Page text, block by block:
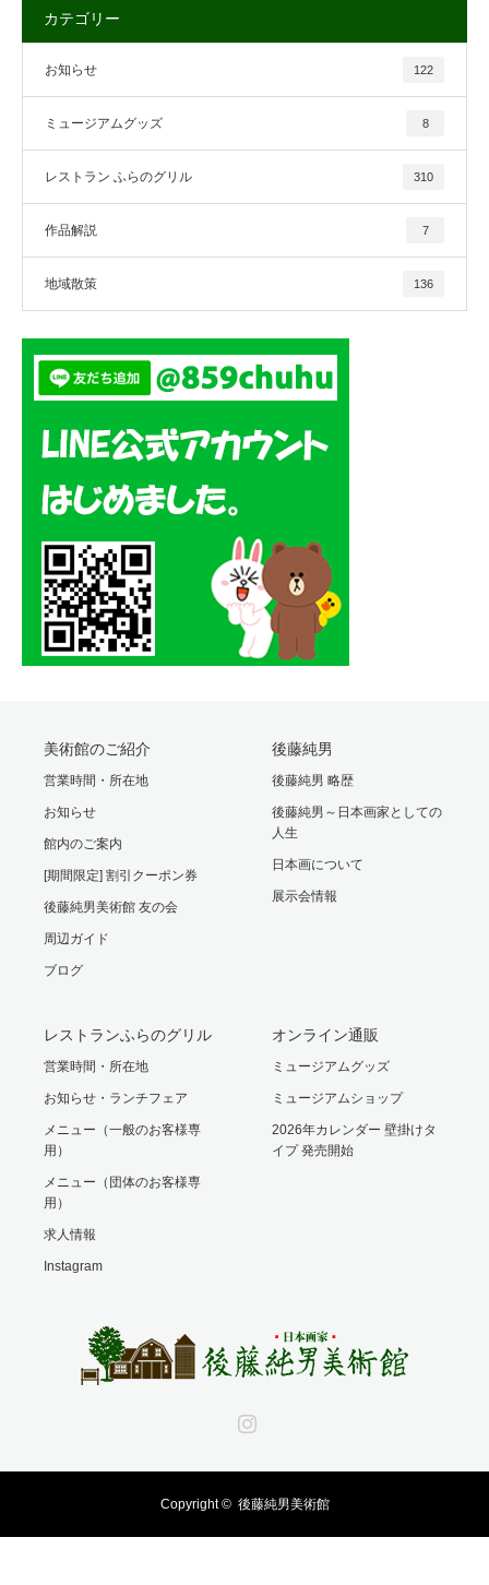
カテゴリー
お知らせ 122
ミュージアムグッズ 8
レストラン ふらのグリル 310
作品解説 7
地域散策 136
美術館のご紹介
営業時間・所在地
お知らせ
館内のご案内
[期間限定] 割引クーポン券
後藤純男美術館 友の会
周辺ガイド
ブログ
後藤純男
後藤純男 略歴
後藤純男～日本画家としての
人生
日本画について
展示会情報
レストランふらのグリル
営業時間・所在地
お知らせ・ランチフェア
メニュー（一般のお客様専
用）
メニュー（団体のお客様専
用）
求人情報
Instagram
オンライン通販
ミュージアムグッズ
ミュージアムショップ
2026年カレンダー 壁掛けタ
イプ 発売開始
Copyright © 後藤純男美術館